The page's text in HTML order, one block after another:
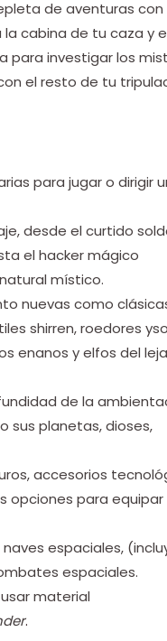
de aventuras con
la cabina de tu caza y
para investigar los
el resto de tu
para jugar o dirigir
desde el curtido
el hacker mágico
místico.
nuevas como
shirren, roedores
enanos y elfos del
de la
sus planetas, dioses,
accesorios
opciones para equipar
espaciales,
espaciales.
material
.